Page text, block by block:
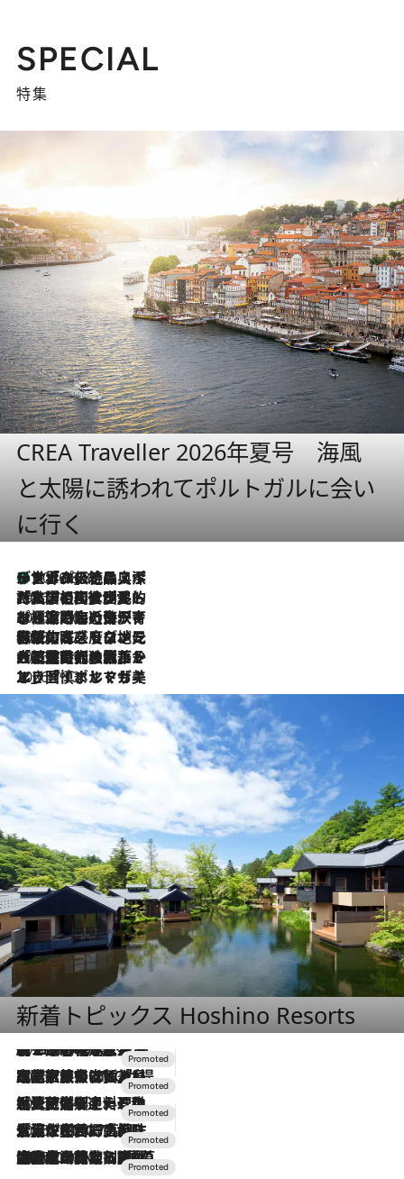
SPECIAL
特集
CREA Traveller 2026年夏号 海風
と太陽に誘われてポルトガルに会い
に行く
2026.8.8
リスボンの絶品スイーツ「パステル・デ・ナタ」とは？ポルトガル伝統の奥深い世界へ
2026.7.27
「私の祖国はポルトガル語です」国民的詩人フェルナンド・ペソアと、彼が愛した文学の街を歩く
2026.7.26
ポルトガル近海が育む極上の海の幸。キリリと冷えた白ワインと愉しむ、シーフード専門店の贅沢
2026.7.22
伝統の味をモダンに昇華。高感度な地元客が集う、リスボンの最旬ガストロノミー
2026.7.21
大航海時代の栄華から、震災、独裁、そして革命へ。ポルトガル・首都リスボンの石畳に刻まれた「歴史の光と影」
2026.7.13
エッセイ・ヤマザキマリ「慎ましくも美しき国 ポルトガル」
新着トピックス Hoshino Resorts
2026.8.7
【トンボの足水浴】ヒノキの香りに包まれて涼感マックス！約13℃の湧水かけ流しを避暑地「星野温泉 トンボの湯」で体験
2026.7.31
【ホテル帰省】という選択肢をOMOが提案。家族とほどよい距離を保つには「昼は実家、夜は気兼ねなくホテルで！」
2026.7.24
【夏限定ディナーコース】旬を迎える稚鮎や花ズッキーニなどをイタリア・トスカーナの郷土料理の手法で満喫！
2026.7.17
「土佐和ハーブかき氷」がOMO7高知に登場！生姜、山椒、大葉など目にも舌にも涼を呼ぶ郷土の味
2026.7.10
NEW OPEN！【界 草津】名湯の地に誕生。趣の異なる2種の温泉と上州ならではの会席・蕎麦割烹など美食を味わう究極の癒やし旅